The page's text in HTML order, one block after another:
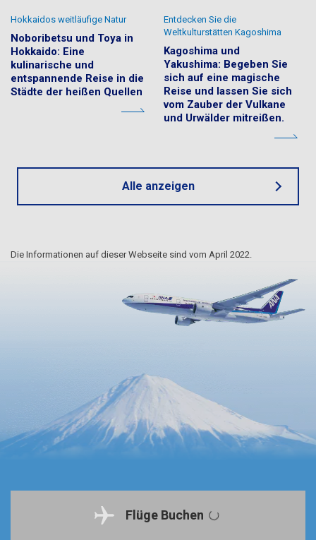
Noboribetsu und Toya in
Hokkaido: Eine
kulinarische und
entspannende Reise in die
Städte der heißen Quellen
Hokkaidos weitläufige Natur
Kagoshima und
Yakushima: Begeben Sie
sich auf eine magische
Reise und lassen Sie sich
vom Zauber der Vulkane
und Urwälder mitreißen.
Entdecken Sie die
Weltkulturstätten Kagoshima
Alle anzeigen
Die Informationen auf dieser Webseite sind vom April 2022.
Flüge Buchen